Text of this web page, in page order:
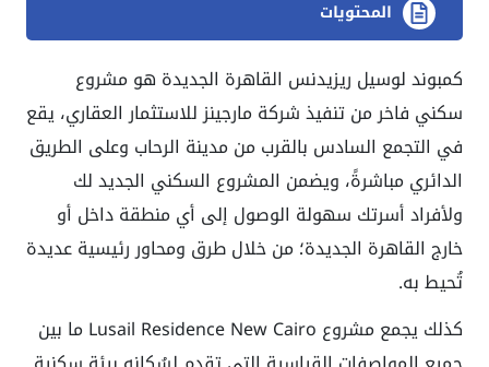
المحتويات
كمبوند لوسيل ريزيدنس القاهرة الجديدة هو مشروع
سكني فاخر من تنفيذ شركة مارجينز للاستثمار العقاري، يقع
في التجمع السادس بالقرب من مدينة الرحاب وعلى الطريق
الدائري مباشرةً، ويضمن المشروع السكني الجديد لك
ولأفراد أسرتك سهولة الوصول إلى أي منطقة داخل أو
خارج القاهرة الجديدة؛ من خلال طرق ومحاور رئيسية عديدة
تُحيط به.
كذلك يجمع مشروع Lusail Residence New Cairo ما بين